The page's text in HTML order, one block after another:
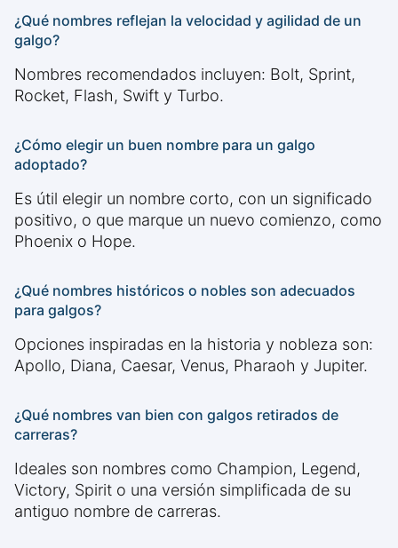
¿Qué nombres reflejan la velocidad y agilidad de un
galgo?
Nombres recomendados incluyen: Bolt, Sprint,
Rocket, Flash, Swift y Turbo.
¿Cómo elegir un buen nombre para un galgo
adoptado?
Es útil elegir un nombre corto, con un significado
positivo, o que marque un nuevo comienzo, como
Phoenix o Hope.
¿Qué nombres históricos o nobles son adecuados
para galgos?
Opciones inspiradas en la historia y nobleza son:
Apollo, Diana, Caesar, Venus, Pharaoh y Jupiter.
¿Qué nombres van bien con galgos retirados de
carreras?
Ideales son nombres como Champion, Legend,
Victory, Spirit o una versión simplificada de su
antiguo nombre de carreras.